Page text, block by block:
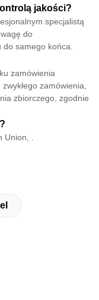
jakości?
specjalistą
do
samego końca.
zamówienia
zamówienia,
zbiorczego, zgodnie
.